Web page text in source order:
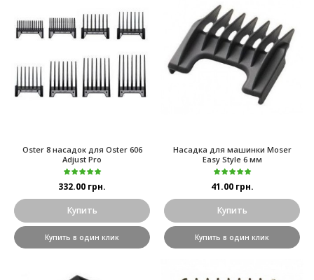
Oster 8 насадок для Oster 606
Adjust Pro
332.00 грн.
Купить
Купить в один клик
Насадка для машинки Moser
Easy Style 6 мм
41.00 грн.
Купить
Купить в один клик